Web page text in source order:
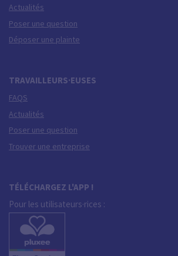
Actualités
Poser une question
Déposer une plainte
TRAVAILLEURS·EUSES
FAQS
Actualités
Poser une question
Trouver une entreprise
TÉLÉCHARGEZ L'APP !
Pour les utilisateurs·rices :